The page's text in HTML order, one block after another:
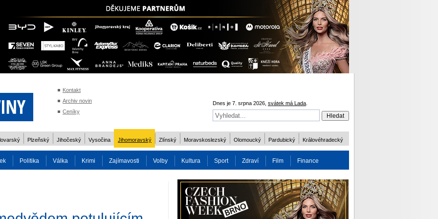
Kontakt
Archiv novin
Ceníky
Dnes je 7. srpna 2026, svátek má Lada
Plzeňský Jihočeský Vysočina Jihomoravský Zlínský Moravskoslezský Olomoucký Pardubický Královéhradecký
Politika Válka Krimi Zajímavosti Volby Kultura Sport Zdraví Film Finance
Charita Osobnost Více ODM 2016